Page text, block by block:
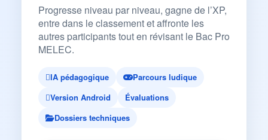
Progresse niveau par niveau, gagne de l’XP,
entre dans le classement et affronte les
autres participants tout en révisant le Bac Pro
MELEC.
IA pédagogique
Parcours ludique
Version Android
Évaluations
Dossiers techniques